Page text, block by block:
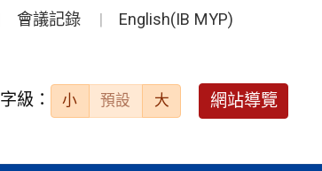
會議記錄 English(IB MYP)
字級： 小 預設 大 網站導覽